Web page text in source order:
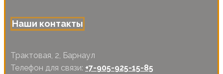
Наши контакты
Трактовая, 2, Барнаул
Телефон для связи: +7-905-925-15-85